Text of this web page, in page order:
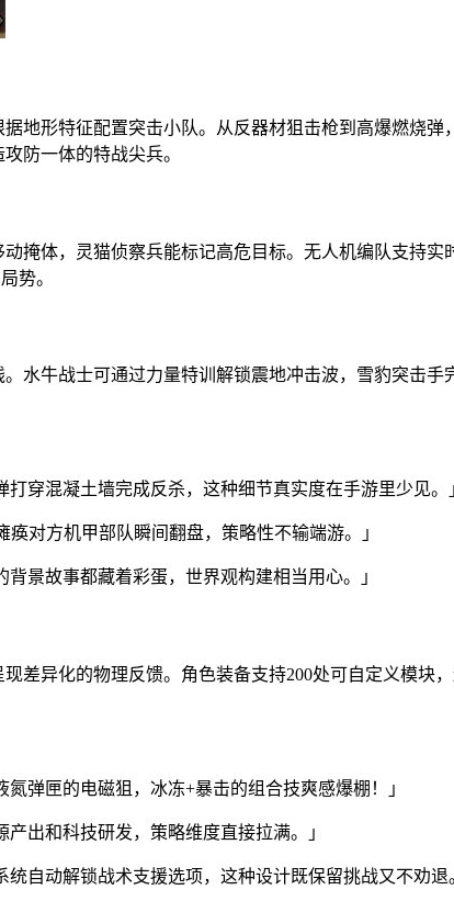
地形特征配置突击小队。从反器材狙击枪到高爆燃烧
防一体的特战尖兵。
掩体，灵猫侦察兵能标记高危目标。无人机编队支持
势。
水牛战士可通过力量特训解锁震地冲击波，雪豹突击
穿混凝土墙完成反杀，这种细节真实度在手游里少见。
对方机甲部队瞬间翻盘，策略性不输端游。」
景故事都藏着彩蛋，世界观构建相当用心。」
差异化的物理反馈。角色装备支持200处可自定义模块
弹匣的电磁狙，冰冻+暴击的组合技爽感爆棚！」
出和科技研发，策略维度直接拉满。」
自动解锁战术支援选项，这种设计既保留挑战又不劝退